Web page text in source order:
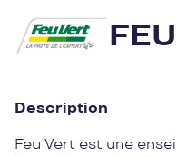
Description
Feu Vert est une